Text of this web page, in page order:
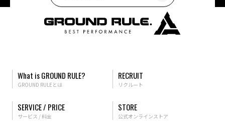
What is GROUND RULE?
GROUND RULEとは
SERVICE / PRICE
サービス / 料金
RECRUIT
リクルート
STORE
公式オンラインストア